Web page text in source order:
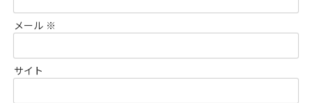
メール ※
サイト